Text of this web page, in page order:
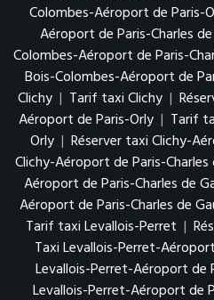
Colombes-Aéroport de Paris-
Aéroport de Paris-Charles
Colombes-Aéroport de Paris-
Bois-Colombes-Aéroport de
Clichy | Tarif taxi Clichy |
Aéroport de Paris-Orly | Tarif
Orly | Réserver taxi Clichy-
Clichy-Aéroport de Paris-Charles
Aéroport de Paris-Charles de
Aéroport de Paris-Charles de
Tarif taxi Levallois-Perret |
Taxi Levallois-Perret-
Levallois-Perret-Aéroport de
Levallois-Perret-Aéroport de